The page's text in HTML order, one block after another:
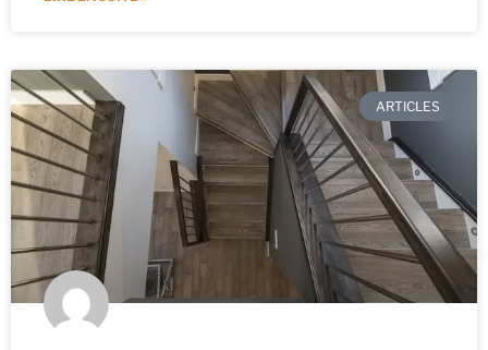
ARTICLES